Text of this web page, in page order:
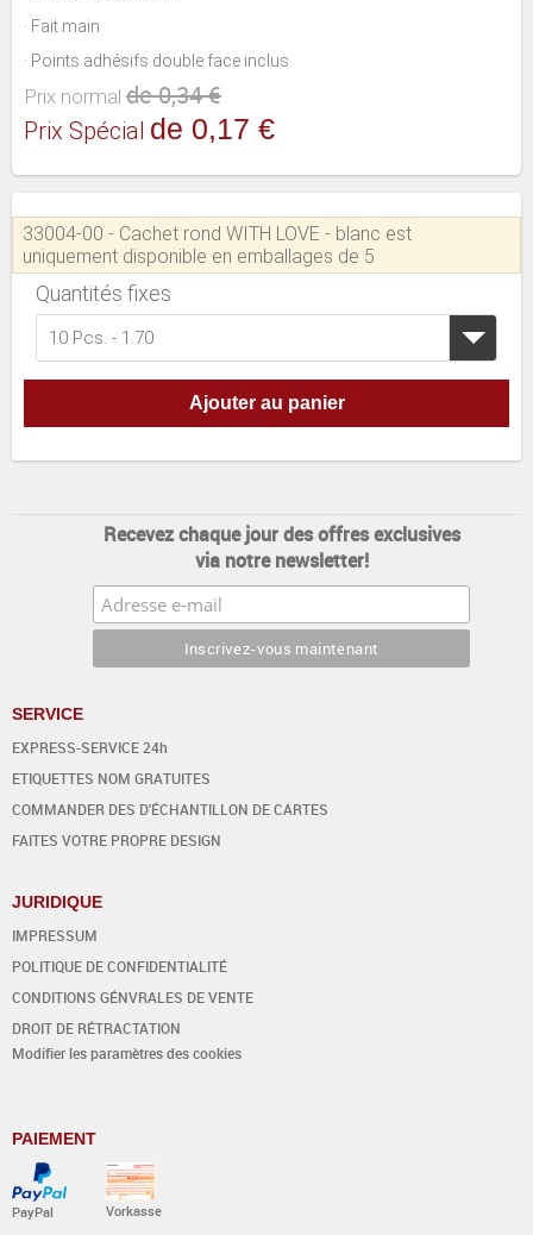
· Fait main
· Points adhésifs double face inclus
Prix normal de 0,34 €
Prix Spécial de 0,17 €
33004-00 - Cachet rond WITH LOVE - blanc est
uniquement disponible en emballages de 5
Quantités fixes
10 Pcs. - 1.70
Ajouter au panier
Recevez chaque jour des offres exclusives
via notre newsletter!
SERVICE
EXPRESS-SERVICE 24h
ETIQUETTES NOM GRATUITES
COMMANDER DES D'ÉCHANTILLON DE CARTES
FAITES VOTRE PROPRE DESIGN
JURIDIQUE
IMPRESSUM
POLITIQUE DE CONFIDENTIALITÉ
CONDITIONS GÉNVRALES DE VENTE
DROIT DE RÉTRACTATION
Modifier les paramètres des cookies
PAIEMENT
PayPal Vorkasse